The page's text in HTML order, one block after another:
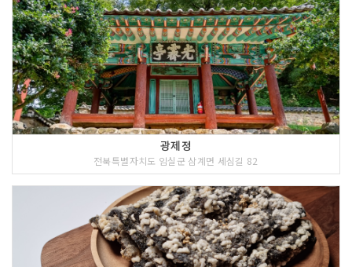
광제정
전북특별자치도 임실군 삼계면 세심길 82